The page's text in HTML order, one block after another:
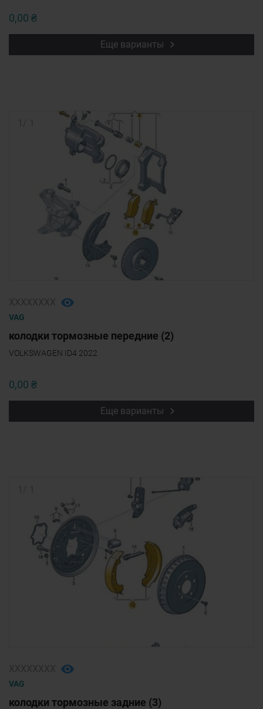
0,00 ₴
Еще варианты
VAG
колодки тормозные передние (2)
VOLKSWAGEN ID4 2022
0,00 ₴
Еще варианты
VAG
колодки тормозные задние (3)